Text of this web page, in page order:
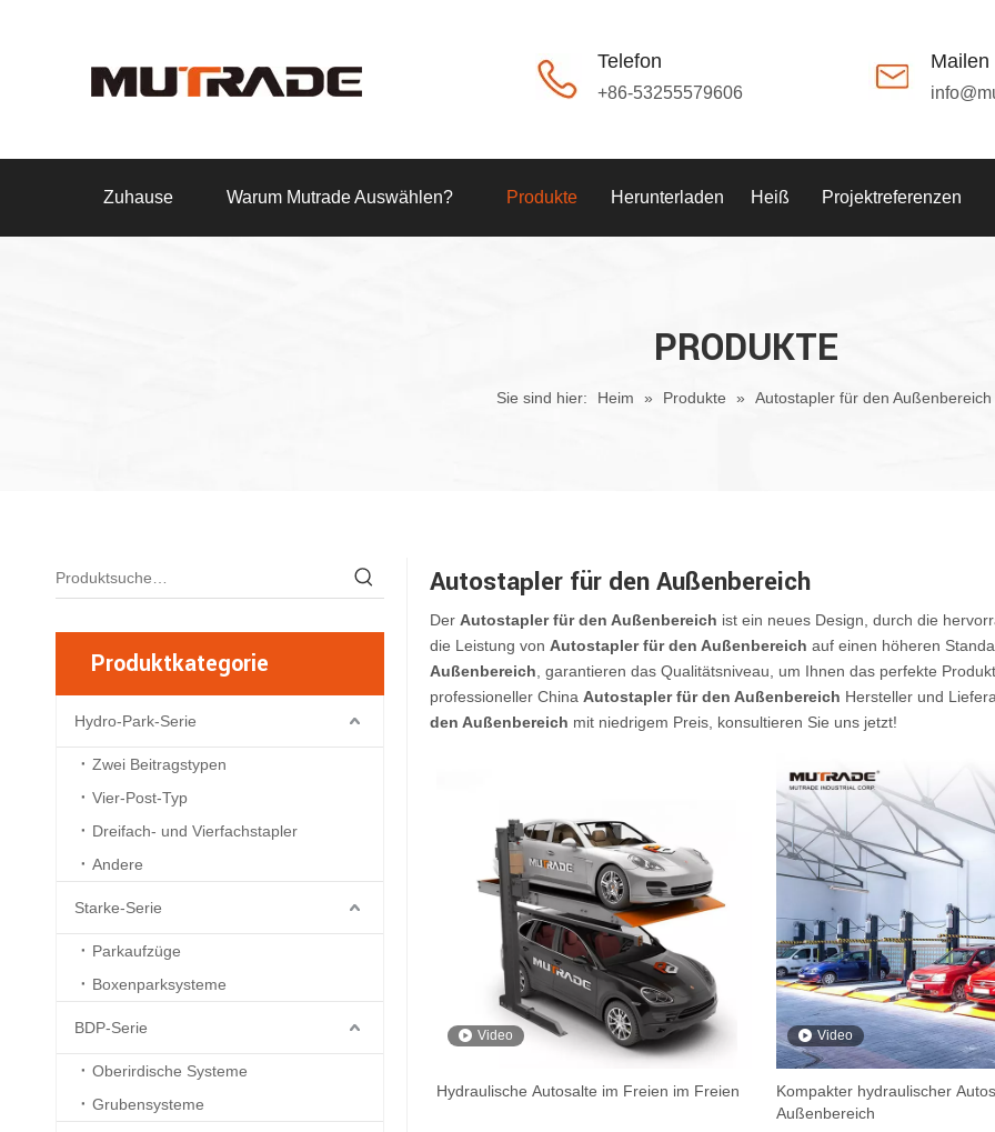
Telefon
+86-53255579606
Mailen
Zuhause Warum Mutrade Auswählen? Produkte Herunterladen Heiß Projektreferenzen
PRODUKTE
Sie sind hier: Heim » Produkte » Autostapler für den Außenbereich
Produktkategorie
Hydro-Park-Serie
Zwei Beitragstypen
Vier-Post-Typ
Dreifach- und Vierfachstapler
Andere
Starke-Serie
Parkaufzüge
Boxenparksysteme
BDP-Serie
Oberirdische Systeme
Grubensysteme
Autostapler für den Außenbereich
Der Autostapler für den Außenbereich ist ein neues Design, durch die
die Leistung von Autostapler für den Außenbereich auf einen höheren
Außenbereich , garantieren das Qualitätsniveau, um Ihnen das perfekte
professioneller China Autostapler für den Außenbereich Hersteller und
den Außenbereich mit niedrigem Preis, konsultieren Sie uns jetzt!
Video
Hydraulische Autosalte im Freien im Freien
Video
Kompakter hydraulischer
Außenbereich